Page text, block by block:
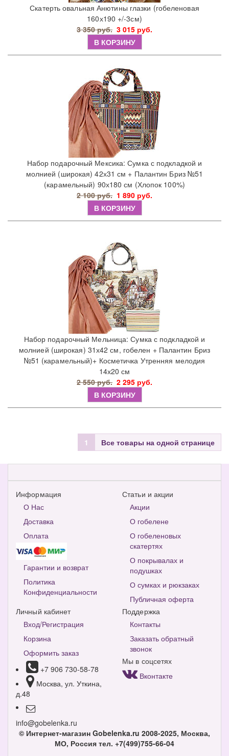
Скатерть овальная Анютины глазки (гобеленовая
160х190 +/-3см)
3 350 руб. 3 015 руб.
В КОРЗИНУ
Набор подарочный Мексика: Сумка с подкладкой и
молнией (широкая) 42х31 см + Палантин Бриз №51
(карамельный) 90х180 см (Хлопок 100%)
2 100 руб. 1 890 руб.
В КОРЗИНУ
Набор подарочный Мельница: Сумка с подкладкой и
молнией (широкая) 31х42 см, гобелен + Палантин Бриз
№51 (карамельный)+ Косметичка Утренняя мелодия
14х20 см
2 550 руб. 2 295 руб.
В КОРЗИНУ
1 Все товары на одной странице
Информация
О Нас
Доставка
Оплата
Гарантии и возврат
Политика
Конфиденциальности
Статьи и акции
Акции
О гобелене
О гобеленовых
скатертях
О покрывалах и
подушках
О сумках и рюкзаках
Публичная оферта
Личный кабинет
Вход/Регистрация
Корзина
Оформить заказ
+7 906 730-58-78
Москва, ул. Уткина,
д.48
info@gobelenka.ru
Поддержка
Контакты
Заказать обратный
звонок
Мы в соцсетях
Вконтакте
© Интернет-магазин Gobelenka.ru 2008-2025, Москва,
МО, Россия тел. +7(499)755-66-04